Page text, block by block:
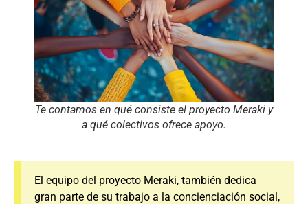
Te contamos en qué consiste el proyecto Meraki y
a qué colectivos ofrece apoyo.
El equipo del proyecto Meraki, también dedica
gran parte de su trabajo a la concienciación social,